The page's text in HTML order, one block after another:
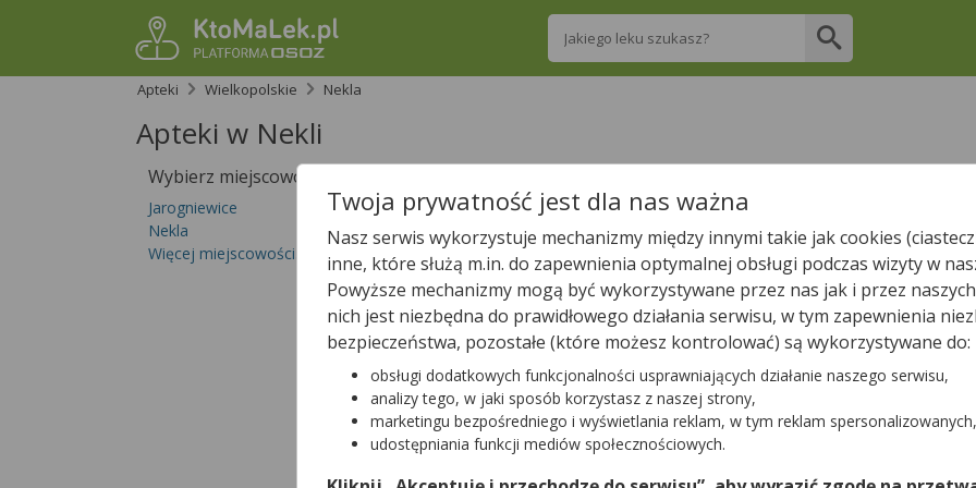
Wpisz nazwę leku
Apteki
Wielkopolskie Nekla
Apteki w Nekli
Wybierz miejscowość
Jarogniewice
Nekla
Więcej miejscowości...
Sprawdź, które apteki w Nekli posiadają Twój lek i
Wpisz nazwę leku
W Nekli są2 apteki. 2apteki zgłosiły nam, że są właśnie
Tylko otwarte apteki
Twoja prywatność jest dla nas ważna
Nasz serwis wykorzystuje mechanizmy między innymi takie jak cookies
inne, które służą m.in. do zapewnienia optymalnej obsługi podczas wizyty w
Powyższe mechanizmy mogą być wykorzystywane przez nas jak i przez
nich jest niezbędna do prawidłowego działania serwisu, w tym zapewnienia
bezpieczeństwa, pozostałe (które możesz kontrolować) są wykorzystywane do:
obsługi dodatkowych funkcjonalności usprawniających działanie naszego serwisu,
analizy tego, w jaki sposób korzystasz z naszej strony,
marketingu bezpośredniego i wyświetlania reklam, w tym reklam spersonalizowanych,
udostępniania funkcji mediów społecznościowych.